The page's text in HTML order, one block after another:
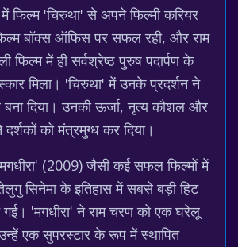
फिल्म 'चिरुथा' से अपने फिल्मी करियर
बॉक्स ऑफिस पर सफल रही, और राम
फिल्म में ही सर्वश्रेष्ठ पुरुष पदार्पण के
मिला। 'चिरुथा' में उनके प्रदर्शन ने
दिया। उनकी ऊर्जा, नृत्य कौशल और
को मंत्रमुग्ध कर दिया।
(2009) जैसी कई सफल फिल्मों में
सिनेमा के इतिहास में सबसे बड़ी हिट
'मगधीरा' ने राम चरण को एक घरेलू
एक सुपरस्टार के रूप में स्थापित